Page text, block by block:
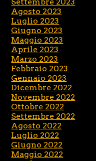
Settembre 2023
Agosto 2023
Luglio 2023
Giugno 2023
Maggio 2023
Aprile 2023
Marzo 2023
Febbraio 2023
Gennaio 2023
Dicembre 2022
Novembre 2022
Ottobre 2022
Settembre 2022
Agosto 2022
Luglio 2022
Giugno 2022
Maggio 2022